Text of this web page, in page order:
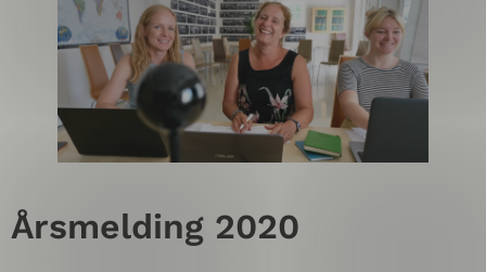
Årsmelding 2020